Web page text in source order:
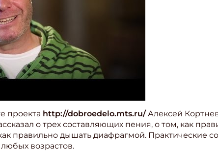
проекта http://dobroedelo.mts.ru/Алексей
о трех составляющих пения, о том, как
правильно дышать диафрагмой. Практические
возрастов.